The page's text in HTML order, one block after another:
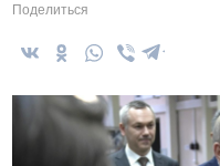
Поделиться